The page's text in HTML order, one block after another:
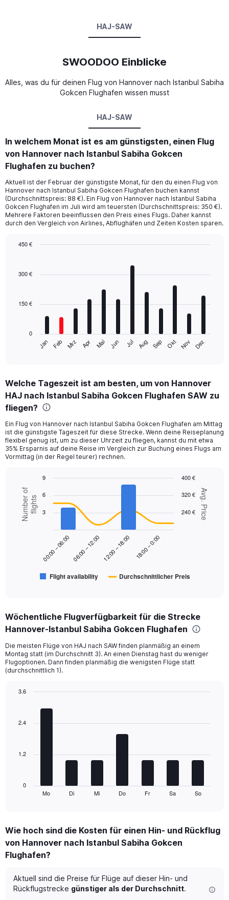
HAJ-SAW
SWOODOO Einblicke
Alles, was du für deinen Flug von Hannover nach Istanbul Sabiha
Gokcen Flughafen wissen musst
HAJ-SAW
In welchem Monat ist es am günstigsten, einen Flug
von Hannover nach Istanbul Sabiha Gokcen
Flughafen zu buchen?
Aktuell ist der Februar der günstigste Monat, für den du einen Flug von
Hannover nach Istanbul Sabiha Gokcen Flughafen buchen kannst
(Durchschnittspreis: 88 €). Ein Flug von Hannover nach Istanbul Sabiha
Gokcen Flughafen im Juli wird am teuersten (Durchschnittspreis: 350 €).
Mehrere Faktoren beeinflussen den Preis eines Flugs. Daher kannst
durch den Vergleich von Airlines, Abflughäfen und Zeiten Kosten sparen.
with
The
Range:
12
categories.
The
chart
has
1
Y
displaying
Range:
450.
Jan Feb Mrz Apr Mai Jun Jul Aug Sep Okt Nov Dez
0
150 €
300 €
450 €
Welche Tageszeit ist am besten, um von Hannover
HAJ nach Istanbul Sabiha Gokcen Flughafen SAW zu
fliegen?
Ein Flug von Hannover nach Istanbul Sabiha Gokcen Flughafen am Mittag
ist die günstigste Tageszeit für diese Strecke. Wenn deine Reiseplanung
flexibel genug ist, um zu dieser Uhrzeit zu fliegen, kannst du mit etwa
35% Ersparnis auf deine Reise im Vergleich zur Buchung eines Flugs am
Vormittag (in der Regel teurer) rechnen.
Combination
chart
with
data
categories.
Range:
categories.
The
chart
Y
Avg.
Number
Chart
graphic.
Avg. Price
Number offlights
Flight availability Durchschnittlicher Preis
00:00 – 06:00 06:00 – 12:00 12:00 – 18:00 18:00 – 0:00
240 €
320 €
400 €
3
6
9
Wöchentliche Flugverfügbarkeit für die Strecke
Hannover-Istanbul Sabiha Gokcen Flughafen
Die meisten Flüge von HAJ nach SAW finden planmäßig an einem
Montag statt (im Durchschnitt 3). An einen Dienstag hast du weniger
Flugoptionen. Dann finden planmäßig die wenigsten Flüge statt
(durchschnittlich 1).
with
The
Range:
7
categories.
The
has
1
Mo Di Mi Do Fr Sa So
0
1.2
2.4
3.6
Wie hoch sind die Kosten für einen Hin- und Rückflug
von Hannover nach Istanbul Sabiha Gokcen
Flughafen?
Aktuell sind die Preise für Flüge auf dieser Hin- und
Rückflugstrecke günstiger als der Durchschnitt.